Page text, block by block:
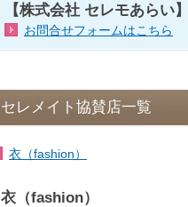
【株式会社 セレモあらい】
お問合せフォームはこちら
セレメイト協賛店一覧
衣（fashion）
衣（fashion）